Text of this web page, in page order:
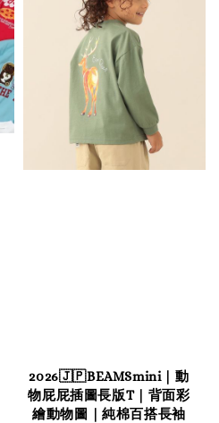
2026🇯🇵BEAMSmini｜動
物屁屁插圖長版T｜背面彩
繪動物圖｜純棉百搭長袖